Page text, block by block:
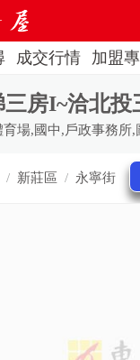
成交行情 加盟
房I~洽北投
場,國中,戶政事務所
新莊區 永寧街